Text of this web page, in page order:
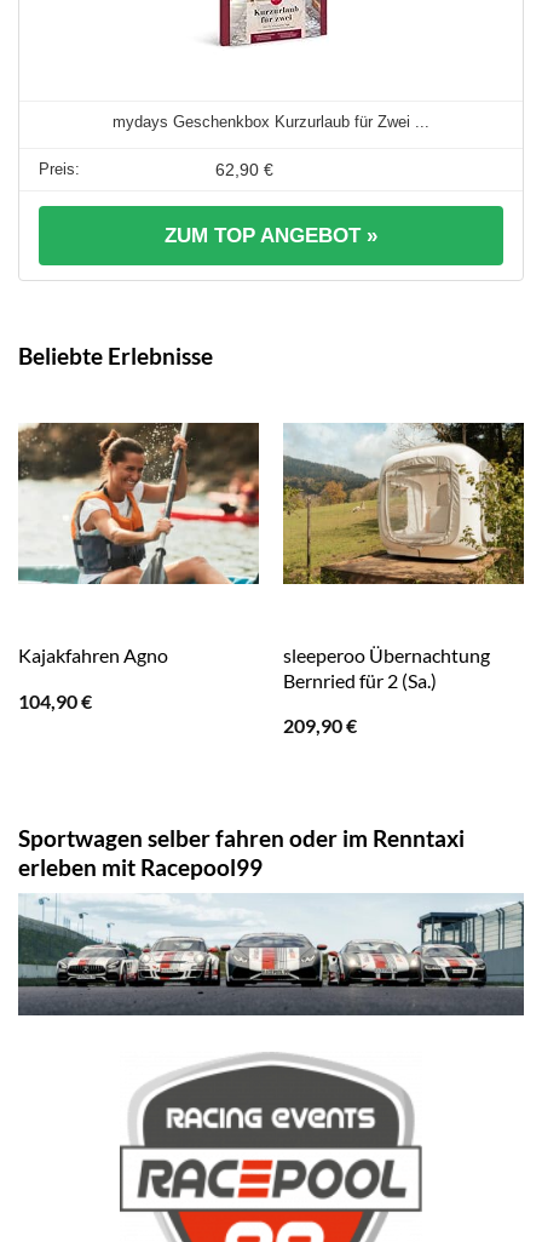
mydays Geschenkbox Kurzurlaub für Zwei ...
62,90 €
ZUM TOP ANGEBOT »
Beliebte Erlebnisse
Kajakfahren Agno
104,90€
sleeperoo Übernachtung
Bernried für 2 (Sa.)
209,90€
Sportwagen selber fahren oder im Renntaxi
erleben mit Racepool99